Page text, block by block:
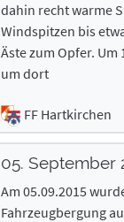
dahin recht warme
Windspitzen bis
Äste zum Opfer.
um dort
FF Hartkirchen
05. September
Am 05.09.2015
Fahrzeugbergung